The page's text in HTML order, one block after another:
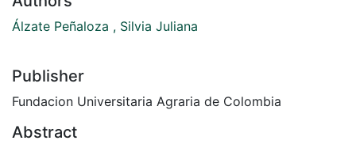
Álzate Peñaloza , Silvia Juliana
Publisher
Fundacion Universitaria Agraria de Colombia
Abstract